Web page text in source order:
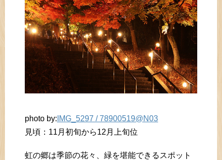
photo by: IMG_5297 / 78900519@N03
見頃：11月初旬から12月上旬位
虹の郷は季節の花々、緑を堪能できるスポット